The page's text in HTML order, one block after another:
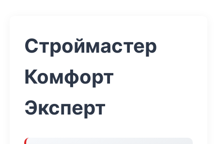
Строймастер
Комфорт
Эксперт